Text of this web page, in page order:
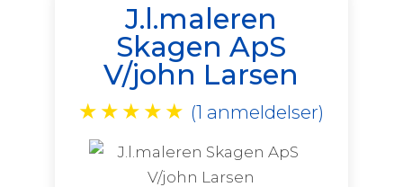
J.l.maleren
Skagen ApS
V/john Larsen
★ ★ ★ ★ ★ (1 anmeldelser)